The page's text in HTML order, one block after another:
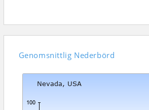
Genomsnittlig Nederbörd